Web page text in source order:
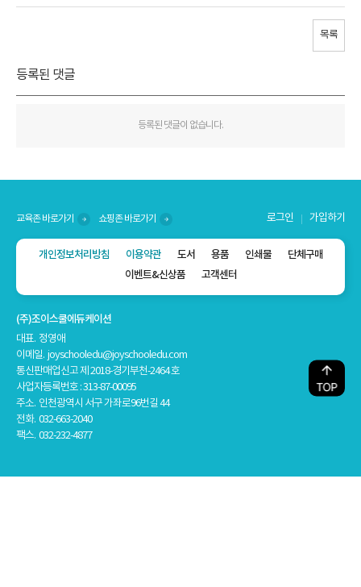
목록
등록된 댓글
등록된 댓글이 없습니다.
교육존 바로가기 쇼핑존 바로가기 로그인 가입하기
개인정보처리방침 이용약관 도서 용품 인쇄물
단체구매
이벤트&신상품
고객센터
(주)조이스쿨에듀케이션
대표. 정영애
이메일. joyschooledu@joyschooledu.com
통신판매업신고 제 2018-경기부천-2464 호
사업자등록번호 : 313-87-00095
주소. 인천광역시 서구 가좌로96번길 44
전화. 032-663-2040
팩스. 032-232-4877